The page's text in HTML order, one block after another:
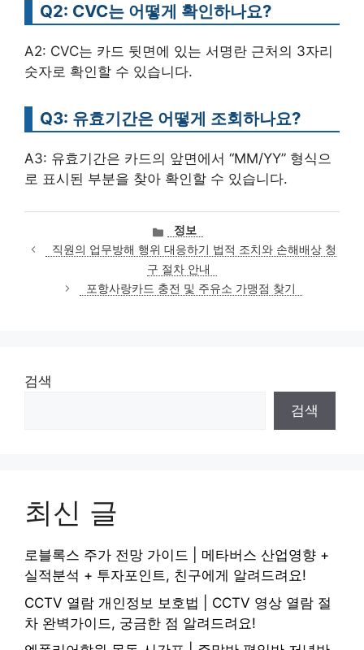
Q2: CVC는 어떻게 확인하나요?
A2: CVC는 카드 뒷면에 있는 서명란 근처의 3자리
숫자로 확인할 수 있습니다.
Q3: 유효기간은 어떻게 조회하나요?
A3: 유효기간은 카드의 앞면에서 “MM/YY” 형식으
로 표시된 부분을 찾아 확인할 수 있습니다.
카
테
고
리
정보
직원의 업무방해 행위 대응하기 법적 조치와 손해배상 청
구 절차 안내
포항사랑카드 충전 및 주유소 가맹점 찾기
검색
검색
최신 글
로블록스 주가 전망 가이드 | 메타버스 산업영향 +
실적분석 + 투자포인트, 친구에게 알려드려요!
CCTV 열람 개인정보 보호법 | CCTV 영상 열람 절
차 완벽가이드, 궁금한 점 알려드려요!